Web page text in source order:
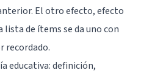
El otro efecto, efecto
lista de ítems se da uno con
recordado.
educativa: definición,